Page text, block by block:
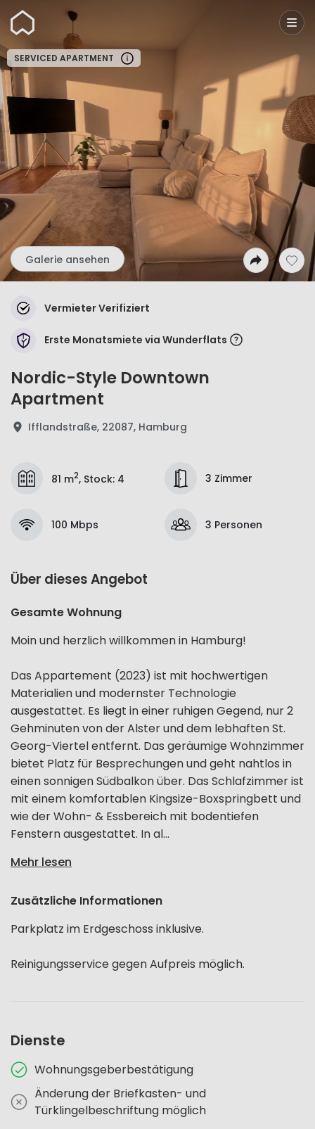
Wunderflats
Galerie ansehen
SERVICED APARTMENT
Vermieter Verifiziert
Erste Monatsmiete via Wunderflats
Nordic-Style Downtown
Apartment
Ifflandstraße, 22087, Hamburg
81 m2, Stock: 4 3 Zimmer
100 Mbps 3 Personen
Über dieses Angebot
Gesamte Wohnung
Moin und herzlich willkommen in Hamburg!
Das Appartement (2023) ist mit hochwertigen
Materialien und modernster Technologie
ausgestattet. Es liegt in einer ruhigen Gegend, nur 2
Gehminuten von der Alster und dem lebhaften St.
Georg-Viertel entfernt. Das geräumige Wohnzimmer
bietet Platz für Besprechungen und geht nahtlos in
einen sonnigen Südbalkon über. Das Schlafzimmer ist
mit einem komfortablen Kingsize-Boxspringbett und
wie der Wohn- & Essbereich mit bodentiefen
Fenstern ausgestattet. In al...
Mehr lesen
Zusätzliche Informationen
Parkplatz im Erdgeschoss inklusive.
Reinigungsservice gegen Aufpreis möglich.
Dienste
Wohnungsgeberbestätigung
Änderung der Briefkasten- und
Türklingelbeschriftung möglich